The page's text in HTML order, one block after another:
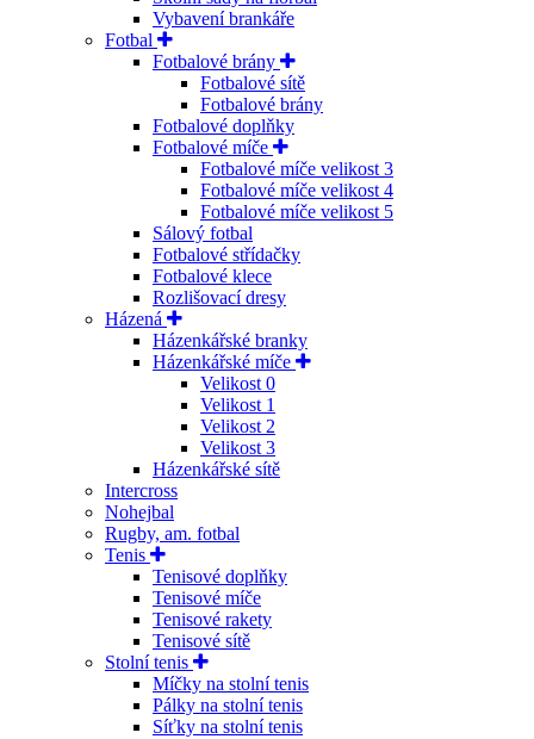
Vybavení brankáře
Fotbal
Fotbalové brány
Fotbalové sítě
Fotbalové brány
Fotbalové doplňky
Fotbalové míče
Fotbalové míče velikost 3
Fotbalové míče velikost 4
Fotbalové míče velikost 5
Sálový fotbal
Fotbalové střídačky
Fotbalové klece
Rozlišovací dresy
Házená
Házenkářské branky
Házenkářské míče
Velikost 0
Velikost 1
Velikost 2
Velikost 3
Házenkářské sítě
Intercross
Nohejbal
Rugby, am. fotbal
Tenis
Tenisové doplňky
Tenisové míče
Tenisové rakety
Tenisové sítě
Stolní tenis
Míčky na stolní tenis
Pálky na stolní tenis
Síťky na stolní tenis